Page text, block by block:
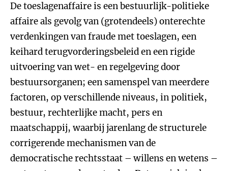
De toeslagenaffaire is een bestuurlijk-politieke
affaire als gevolg van (grotendeels) onterechte
verdenkingen van fraude met toeslagen, een
keihard terugvorderingsbeleid en een rigide
uitvoering van wet- en regelgeving door
bestuursorganen; een samenspel van meerdere
factoren, op verschillende niveaus, in politiek,
bestuur, rechterlijke macht, pers en
maatschappij, waarbij jarenlang de structurele
corrigerende mechanismen van de
democratische rechtsstaat – willens en wetens –